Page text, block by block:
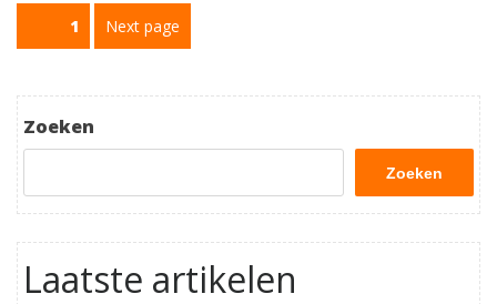
Berichtnavigatie
1 Next page
Zoeken
Zoeken
Laatste artikelen